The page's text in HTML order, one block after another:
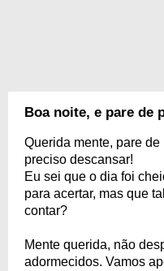
Boa noite, e pare de
Querida mente, pare
preciso descansar!
Eu sei que o dia foi
para acertar, mas que
contar?
Mente querida, não
adormecidos. Vamos